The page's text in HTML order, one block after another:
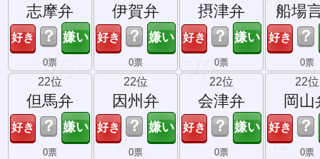
志摩弁
？
0票
伊賀弁
？
0票
摂津弁
？
0票
船場
？
0票
22位
但馬弁
？
0票
22位
因州弁
？
0票
22位
会津弁
？
0票
22位
岡山
？
0票